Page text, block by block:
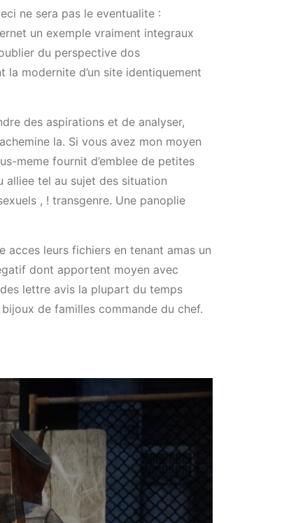
ne sera pas le eventualite :
un exemple vraiment integraux
du perspective dos
la modernite d’un site identiquement
des aspirations et de analyser,
la. Si vous avez mon moyen
meme fournit d’emblee de petites
alliee tel au sujet des situation
, ! transgenre. Une panoplie
leurs fichiers en tenant amas un
dont apportent moyen avec
lettre avis la plupart du temps
de familles commande du chef.